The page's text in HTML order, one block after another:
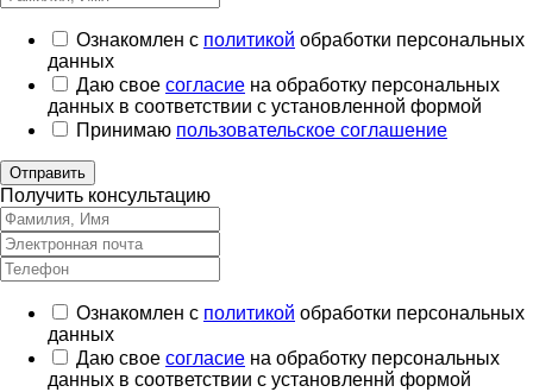
Ознакомлен с политикой обработки персональных
данных
Даю свое согласие на обработку персональных
данных в соответствии с установленной формой
Принимаю пользовательское соглашение
Отправить
Получить консультацию
Ознакомлен с политикой обработки персональных
данных
Даю свое согласие на обработку персональных
данных в соответствии с установленнй формой